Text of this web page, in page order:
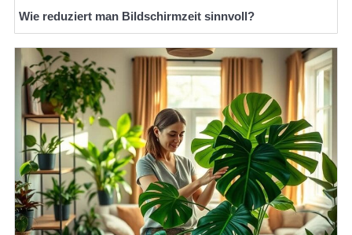
Wie reduziert man Bildschirmzeit sinnvoll?